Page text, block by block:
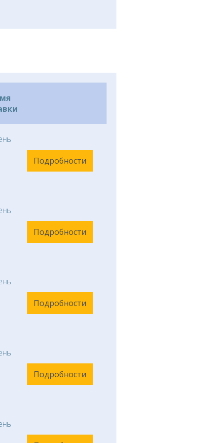
Подробности
Подробности
Подробности
Подробности